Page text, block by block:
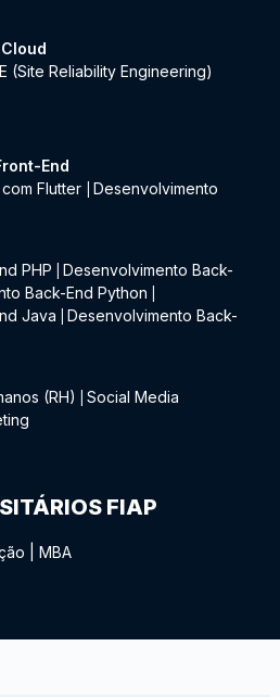
(Site Reliability Engineering)
End
Flutter
Desenvolvimento
PHP
Desenvolvimento Back-
Back-End Python
Java
Desenvolvimento Back-
(RH)
Social Media
FIAP
MBA